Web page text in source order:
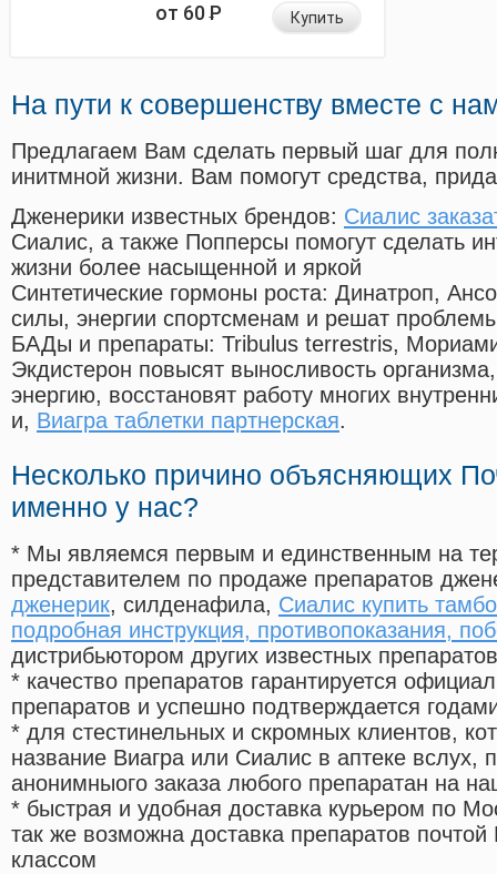
от 60Р Купить
На пути к совершенству вместе с
Предлагаем Вам сделать первый шаг для
инитмной жизни. Вам помогут средства,
Дженерики известных брендов: Сиалис
Сиалис, а также Попперсы помогут сделать
жизни более насыщенной и яркой
Синтетические гормоны роста: Динатроп,
силы, энергии спортсменам и решат
БАДы и препараты: Tribulus terrestris,
Экдистерон повысят выносливость
энергию, восстановят работу многих
и, Виагра таблетки партнерская.
Несколько причино объясняющих
именно у нас?
* Мы являемся первым и единственным на
представителем по продаже препаратов
дженерик, силденафила, Сиалис купить
подробная инструкция, противопоказания,
дистрибьютором других известных препаратов
* качество препаратов гарантируется
препаратов и успешно подтверждается
* для стестинельных и скромных клиентов,
название Виагра или Сиалис в аптеке вслух,
анонимныого заказа любого препаратан на
* быстрая и удобная доставка курьером по
так же возможна доставка препаратов
классом